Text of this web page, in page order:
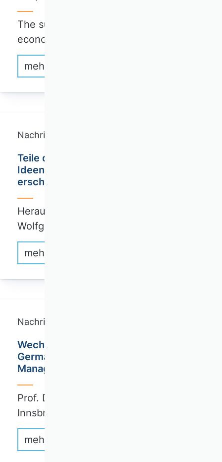
The sustainable transformation of the
economy and…
mehr erfahren
Nachricht
Teile des dritten Bandes der
Ideengeschichte der BWL sind
erschienen
Herausgegeben von Wenzel Matiaske,
Wolfgang Burr…
mehr erfahren
Nachricht
Wechsel im Herausgeberteam des
German Journal of Human Resource
Management
Prof. Dr. Julia Brandl (Universität
Innsbruck) und…
mehr erfahren